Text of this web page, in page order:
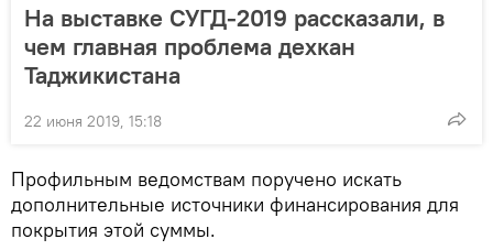
На выставке СУГД-2019 рассказали, в
чем главная проблема дехкан
Таджикистана
22 июня 2019, 15:18
Профильным ведомствам поручено искать
дополнительные источники финансирования для
покрытия этой суммы.